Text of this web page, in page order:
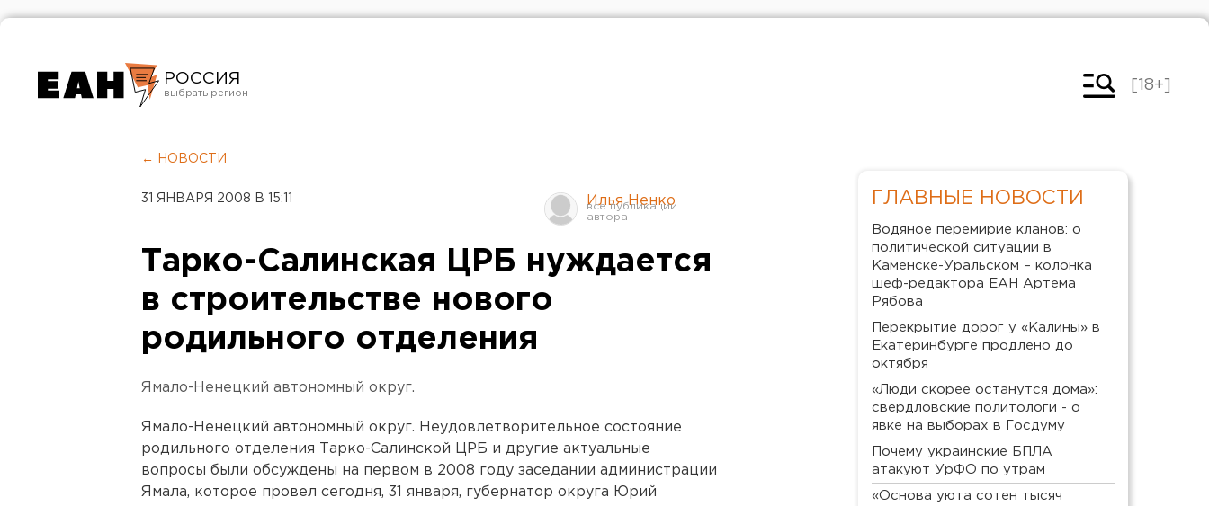
РОССИЯ
Челябинск
[18+]
← НОВОСТИ
31 ЯНВАРЯ 2008 В 15:11 Илья Ненко
Тарко-Салинская ЦРБ нуждается
в строительстве нового
родильного отделения
Ямало-Ненецкий автономный округ.
Ямало-Ненецкий автономный округ. Неудовлетворительное состояние
родильного отделения Тарко-Салинской ЦРБ и другие актуальные
вопросы были обсуждены на первом в 2008 году заседании администрации
Ямала, которое провел сегодня, 31 января, губернатор округа Юрий
ГЛАВНЫЕ НОВОСТИ
Водяное перемирие кланов: о
политической ситуации в
Каменске-Уральском – колонка
шеф-редактора ЕАН Артема
Рябова
Перекрытие дорог у «Калины» в
Екатеринбурге продлено до
октября
«Люди скорее останутся дома»:
свердловские политологи - о
явке на выборах в Госдуму
Почему украинские БПЛА
атакуют УрФО по утрам
«Основа уюта сотен тысяч